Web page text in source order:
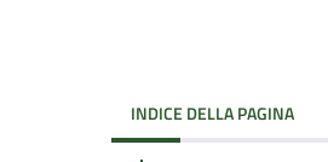
INDICE DELLA PAGINA